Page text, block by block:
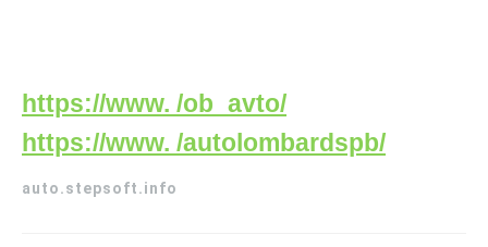
https://www. /ob_avto/
https://www. /autolombardspb/
auto.stepsoft.info